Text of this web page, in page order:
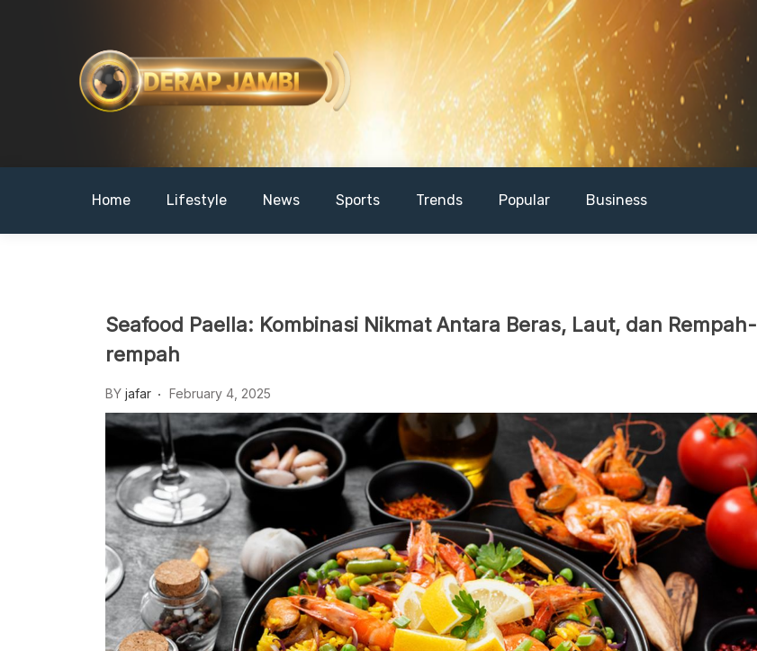
DERAPJAMBI
Home Lifestyle News Sports Trends Popular Business
Seafood Paella: Kombinasi Nikmat Antara Beras, Laut, dan Rempah-
rempah
BY jafar February 4, 2025